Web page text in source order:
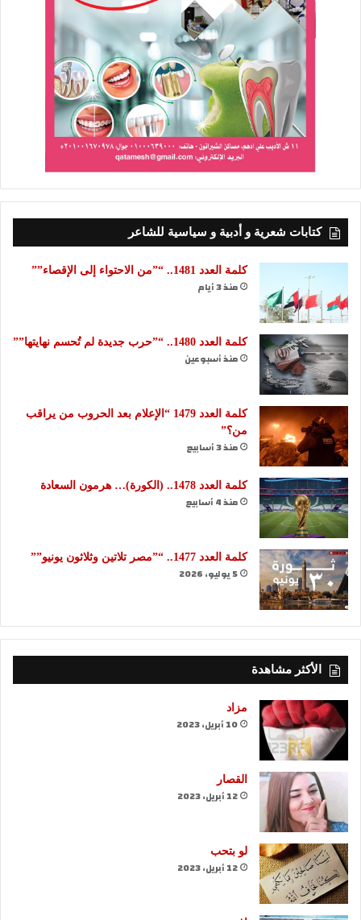
كتابات شعرية و أدبية و سياسية للشاعر
كلمة العدد 1481.. “”من الاحتواء إلى الإقصاء””
منذ 3 أيام
كلمة العدد 1480.. “”حرب جديدة لم تُحسم نهايتها””
منذ أسبوعين
كلمة العدد 1479 “الإعلام بعد الحروب من يراقب
من؟”
منذ 3 أسابيع
كلمة العدد 1478.. (الكورة)… هرمون السعادة
منذ 4 أسابيع
كلمة العدد 1477.. “”مصر تلاتين وثلاثون يونيو””
5 يوليو، 2026
الأكثر مشاهدة
مزاد
10 أبريل، 2023
القصار
12 أبريل، 2023
لو بتحب
12 أبريل، 2023